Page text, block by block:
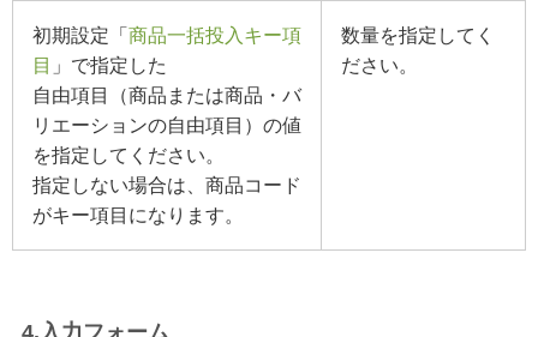
初期設定「 商品一括投入キー項
目 」で指定した
自由項目（商品または商品・バ
リエーションの自由項目）の値
を指定してください。
指定しない場合は、商品コード
がキー項目になります。
数量を指定してく
ださい。
4.入力フォーム